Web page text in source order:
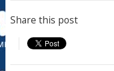
Share this post